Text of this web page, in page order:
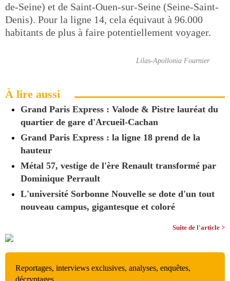
de-Seine) et de Saint-Ouen-sur-Seine (Seine-Saint-
Denis). Pour la ligne 14, cela équivaut à 96.000
habitants de plus à faire potentiellement voyager.
Lilas-Apollonia Fournier
À lire aussi
Grand Paris Express : Valode & Pistre lauréat du
quartier de gare d'Arcueil-Cachan
Grand Paris Express : la ligne 18 prend de la
hauteur
Métal 57, vestige de l'ère Renault transformé par
Dominique Perrault
L'université Sorbonne Nouvelle se dote d'un tout
nouveau campus, gigantesque et coloré
Suite de l'article >
Reportages, interviews exclusives, analyses, enquêtes,
décryptages…